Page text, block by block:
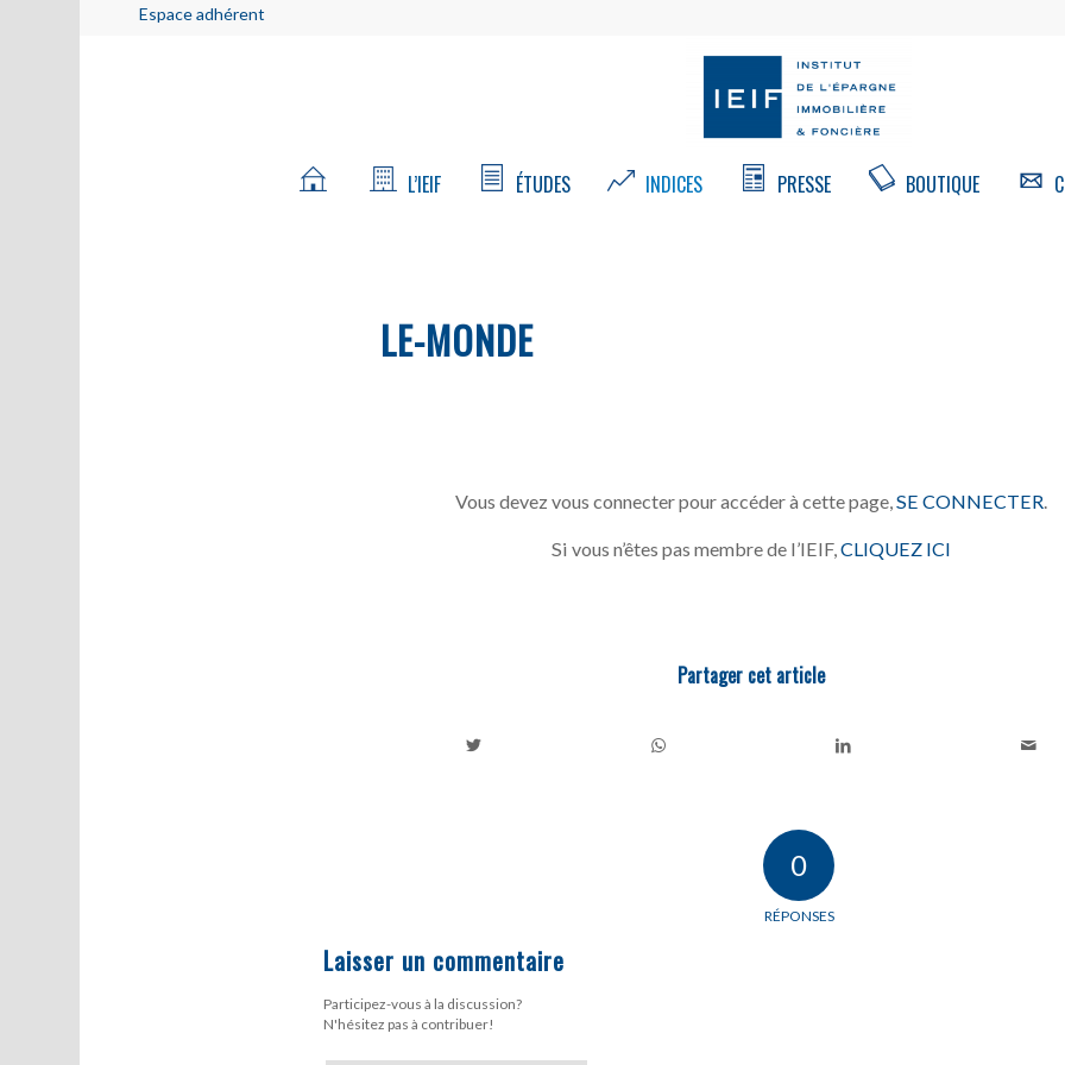
Espace adhérent
L’IEIF ÉTUDES INDICES PRESSE BOUTIQUE
LE-MONDE
Vous devez vous connecter pour accéder à cette page, SE CONNECTER
Si vous n’êtes pas membre de l’IEIF,CLIQUEZ ICI
Partager cet article
0
RÉPONSES
Laisser un commentaire
Participez-vous à la discussion?
N'hésitez pas à contribuer!